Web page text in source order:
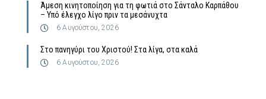
Άμεση κινητοποίηση για τη φωτιά στο Σάνταλο Καρπάθου
– Υπό έλεγχο λίγο πριν τα μεσάνυχτα
6 Αυγούστου, 2026
Στο πανηγύρι του Χριστού! Στα λίγα, στα καλά
6 Αυγούστου, 2026